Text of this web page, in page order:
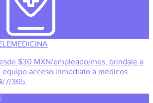
$30 MXN/empleado/mes, bríndale a
equipo acceso inmediato a médicos
7/365.